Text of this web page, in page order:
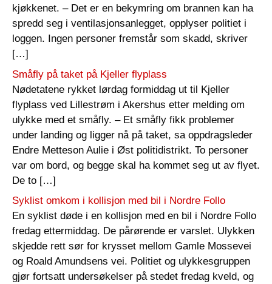
kjøkkenet. – Det er en bekymring om brannen kan ha
spredd seg i ventilasjonsanlegget, opplyser politiet i
loggen. Ingen personer fremstår som skadd, skriver
[…]
Småfly på taket på Kjeller flyplass
Nødetatene rykket lørdag formiddag ut til Kjeller
flyplass ved Lillestrøm i Akershus etter melding om
ulykke med et småfly. – Et småfly fikk problemer
under landing og ligger nå på taket, sa oppdragsleder
Endre Metteson Aulie i Øst politidistrikt. To personer
var om bord, og begge skal ha kommet seg ut av flyet.
De to […]
Syklist omkom i kollisjon med bil i Nordre Follo
En syklist døde i en kollisjon med en bil i Nordre Follo
fredag ettermiddag. De pårørende er varslet. Ulykken
skjedde rett sør for krysset mellom Gamle Mossevei
og Roald Amundsens vei. Politiet og ulykkesgruppen
gjør fortsatt undersøkelser på stedet fredag kveld, og